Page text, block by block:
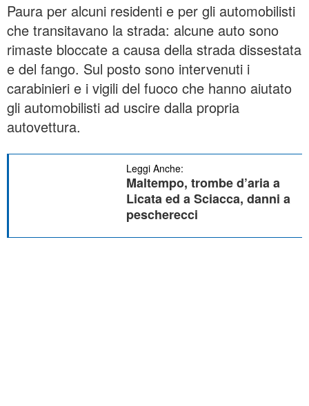
Paura per alcuni residenti e per gli automobilisti
che transitavano la strada: alcune auto sono
rimaste bloccate a causa della strada dissestata
e del fango. Sul posto sono intervenuti i
carabinieri e i vigili del fuoco che hanno aiutato
gli automobilisti ad uscire dalla propria
autovettura.
Leggi Anche:
Maltempo, trombe d’aria a
Licata ed a Sciacca, danni a
pescherecci